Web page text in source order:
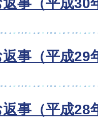
事（平成30
事（平成29
事（平成28